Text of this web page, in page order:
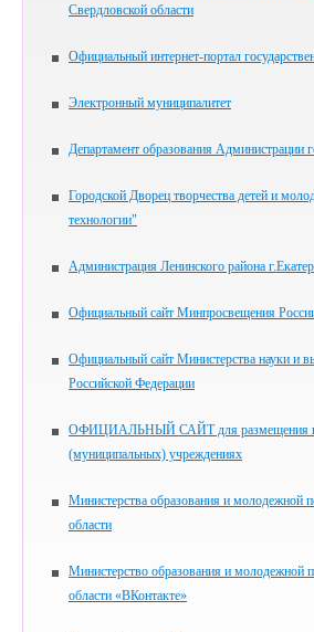
Свердловской области
Официальный интернет-портал
Электронный муниципалитет
Департамент образования Администрации
Городской Дворец творчества детей и
технологии"
Администрация Ленинского района
Официальный сайт Минпросвещения
Официальный сайт Министерства науки и
Российской Федерации
ОФИЦИАЛЬНЫЙ САЙТ для размещения в
(муниципальных) учреждениях
Министерства образования и молодежной
области
Министерство образования и молодежной
области «ВКонтакте»